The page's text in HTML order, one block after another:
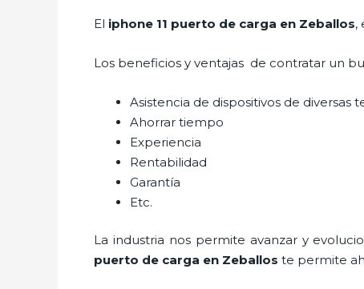
El iphone 11 puerto de carga en Zeballos,
Los beneficios y ventajas de contratar un
Asistencia de dispositivos de diversas
Ahorrar tiempo
Experiencia
Rentabilidad
Garantía
Etc.
La industria nos permite avanzar y
puerto de carga en Zeballos te permite